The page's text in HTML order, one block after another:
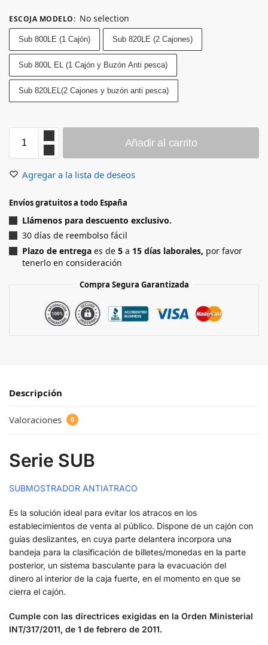
ESCOJA MODELO: No selection
Sub 800LE (1 Cajón) Sub 820LE (2 Cajones)
Sub 800L EL (1 Cajón y Buzón Anti pesca)
Sub 820LEL(2 Cajones y buzón anti pesca)
Añadir al carrito
Agregar a la lista de deseos
Envíos gratuitos a todo España
Llámenos para descuento exclusivo.
30 días de reembolso fácil
Plazo de entrega es de 5 a 15 días laborales, por favor
tenerlo en consideración
Compra Segura Garantizada
Descripción
Valoraciones 0
Serie SUB
SUBMOSTRADOR ANTIATRACO
Es la solución ideal para evitar los atracos en los
establecimientos de venta al público. Dispone de un cajón con
guías deslizantes, en cuya parte delantera incorpora una
bandeja para la clasificación de billetes/monedas en la parte
posterior, un sistema basculante para la evacuación del
dinero al interior de la caja fuerte, en el momento en que se
cierra el cajón.
Cumple con las directrices exigidas en la Orden Ministerial
INT/317/2011, de 1 de febrero de 2011.